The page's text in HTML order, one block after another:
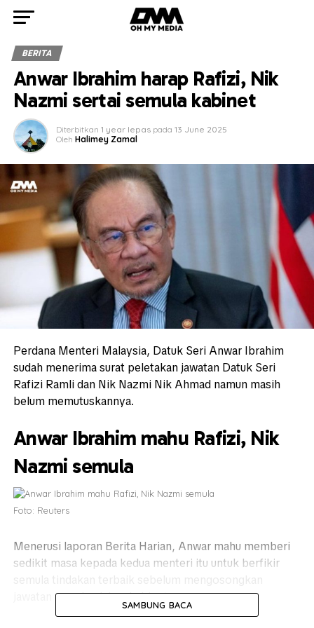
BERITA
Anwar Ibrahim harap Rafizi, Nik
Nazmi sertai semula kabinet
Diterbitkan 1 year lepas pada 13 June 2025
Oleh Halimey Zamal
Perdana Menteri Malaysia, Datuk Seri Anwar Ibrahim
sudah menerima surat peletakan jawatan Datuk Seri
Rafizi Ramli dan Nik Nazmi Nik Ahmad namun masih
belum memutuskannya.
Anwar Ibrahim mahu Rafizi, Nik
Nazmi semula
Foto: Reuters
Menerusi laporan Berita Harian, Anwar mahu memberi
sedikit masa kepada kedua menteri itu untuk berfikir
jawatan mereka dalam kabinet.
SAMBUNG BACA